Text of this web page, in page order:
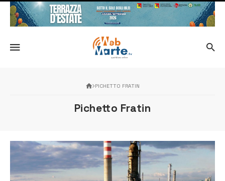
PICHETTO FRATIN
Pichetto Fratin